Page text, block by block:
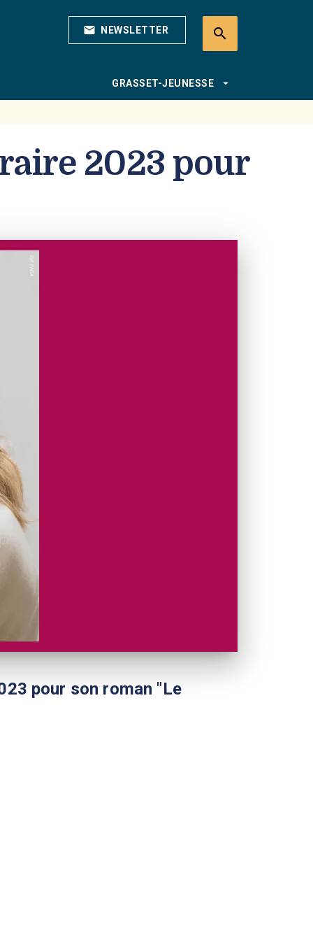
mail NEWSLETTER search
GRASSET-JEUNESSE arrow_drop_down
2023 pour
pour son roman "Le